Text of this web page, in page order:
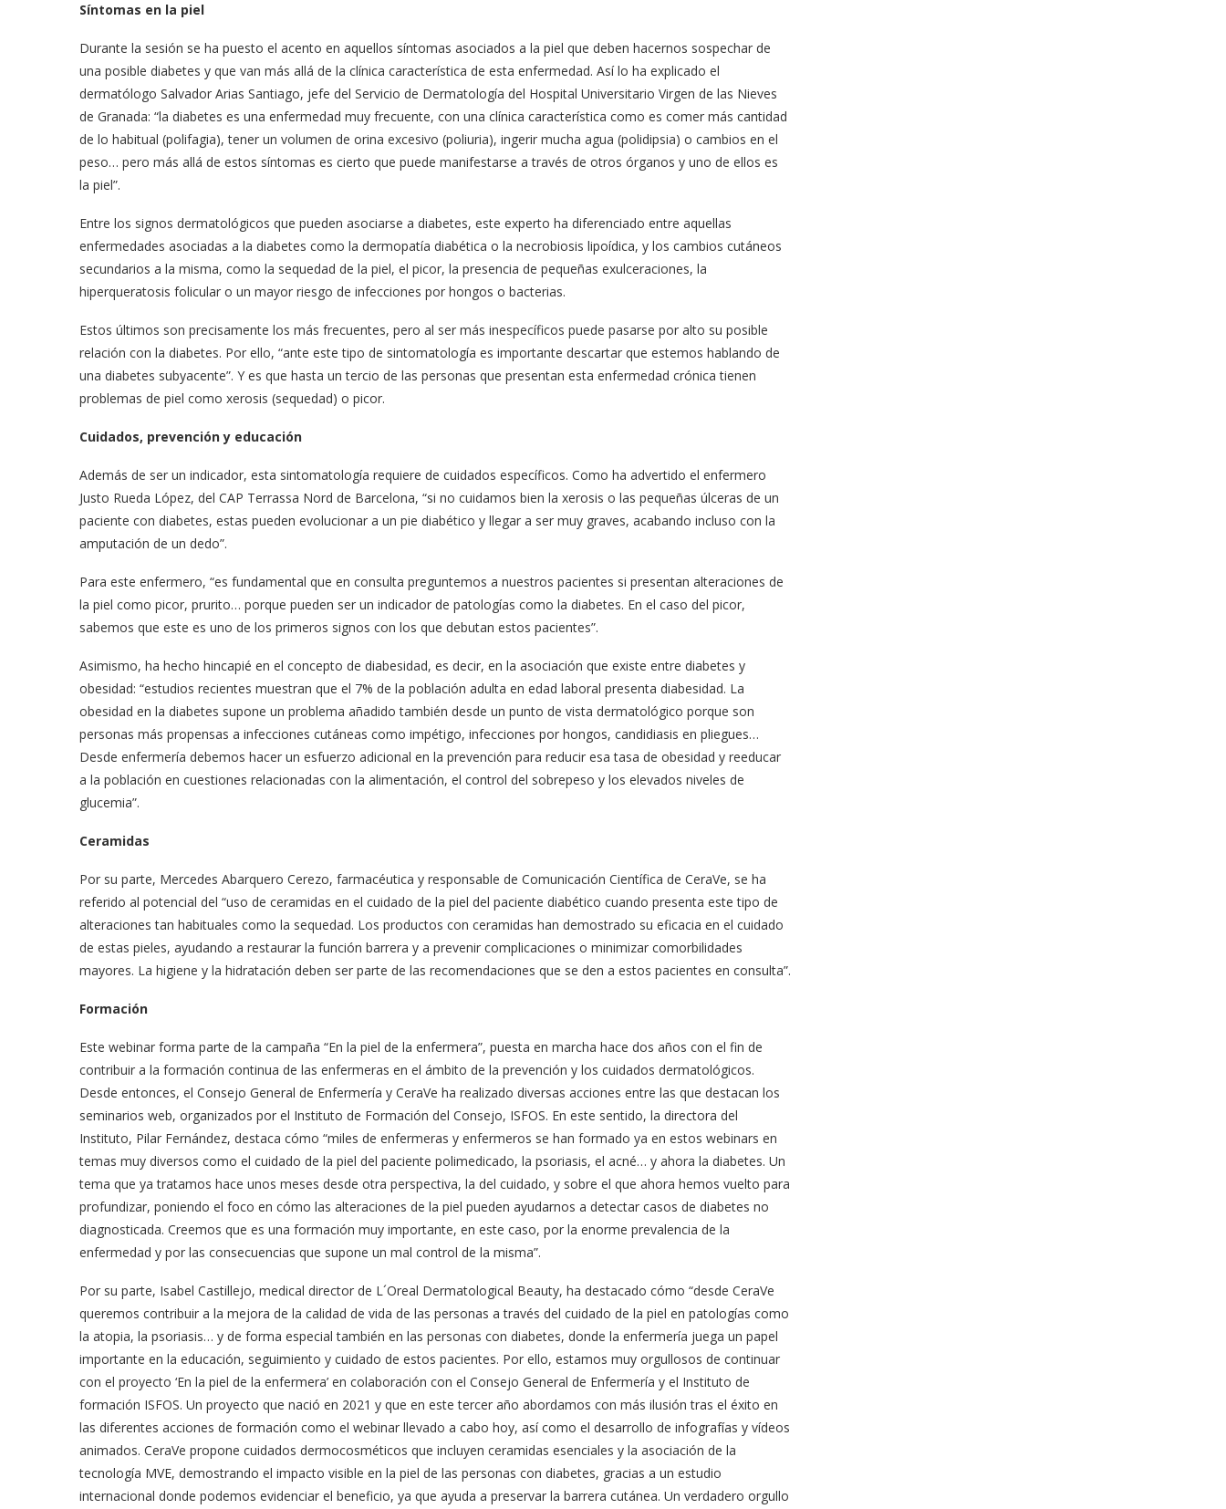
Síntomas en la piel
Durante la sesión se ha puesto el acento en aquellos síntomas asociados a la piel que deben hacernos sospechar de
una posible diabetes y que van más allá de la clínica característica de esta enfermedad. Así lo ha explicado el
dermatólogo Salvador Arias Santiago, jefe del Servicio de Dermatología del Hospital Universitario Virgen de las Nieves
de Granada: “la diabetes es una enfermedad muy frecuente, con una clínica característica como es comer más cantidad
de lo habitual (polifagia), tener un volumen de orina excesivo (poliuria), ingerir mucha agua (polidipsia) o cambios en el
peso… pero más allá de estos síntomas es cierto que puede manifestarse a través de otros órganos y uno de ellos es
la piel”.
Entre los signos dermatológicos que pueden asociarse a diabetes, este experto ha diferenciado entre aquellas
enfermedades asociadas a la diabetes como la dermopatía diabética o la necrobiosis lipoídica, y los cambios cutáneos
secundarios a la misma, como la sequedad de la piel, el picor, la presencia de pequeñas exulceraciones, la
hiperqueratosis folicular o un mayor riesgo de infecciones por hongos o bacterias.
Estos últimos son precisamente los más frecuentes, pero al ser más inespecíficos puede pasarse por alto su posible
relación con la diabetes. Por ello, “ante este tipo de sintomatología es importante descartar que estemos hablando de
una diabetes subyacente”. Y es que hasta un tercio de las personas que presentan esta enfermedad crónica tienen
problemas de piel como xerosis (sequedad) o picor.
Cuidados, prevención y educación
Además de ser un indicador, esta sintomatología requiere de cuidados específicos. Como ha advertido el enfermero
Justo Rueda López, del CAP Terrassa Nord de Barcelona, “si no cuidamos bien la xerosis o las pequeñas úlceras de un
paciente con diabetes, estas pueden evolucionar a un pie diabético y llegar a ser muy graves, acabando incluso con la
amputación de un dedo”.
Para este enfermero, “es fundamental que en consulta preguntemos a nuestros pacientes si presentan alteraciones de
la piel como picor, prurito… porque pueden ser un indicador de patologías como la diabetes. En el caso del picor,
sabemos que este es uno de los primeros signos con los que debutan estos pacientes”.
Asimismo, ha hecho hincapié en el concepto de diabesidad, es decir, en la asociación que existe entre diabetes y
obesidad: “estudios recientes muestran que el 7% de la población adulta en edad laboral presenta diabesidad. La
obesidad en la diabetes supone un problema añadido también desde un punto de vista dermatológico porque son
personas más propensas a infecciones cutáneas como impétigo, infecciones por hongos, candidiasis en pliegues…
Desde enfermería debemos hacer un esfuerzo adicional en la prevención para reducir esa tasa de obesidad y reeducar
a la población en cuestiones relacionadas con la alimentación, el control del sobrepeso y los elevados niveles de
glucemia”.
Ceramidas
Por su parte, Mercedes Abarquero Cerezo, farmacéutica y responsable de Comunicación Científica de CeraVe, se ha
referido al potencial del “uso de ceramidas en el cuidado de la piel del paciente diabético cuando presenta este tipo de
alteraciones tan habituales como la sequedad. Los productos con ceramidas han demostrado su eficacia en el cuidado
de estas pieles, ayudando a restaurar la función barrera y a prevenir complicaciones o minimizar comorbilidades
mayores. La higiene y la hidratación deben ser parte de las recomendaciones que se den a estos pacientes en consulta”.
Formación
Este webinar forma parte de la campaña “En la piel de la enfermera”, puesta en marcha hace dos años con el fin de
contribuir a la formación continua de las enfermeras en el ámbito de la prevención y los cuidados dermatológicos.
Desde entonces, el Consejo General de Enfermería y CeraVe ha realizado diversas acciones entre las que destacan los
seminarios web, organizados por el Instituto de Formación del Consejo, ISFOS. En este sentido, la directora del
Instituto, Pilar Fernández, destaca cómo “miles de enfermeras y enfermeros se han formado ya en estos webinars en
temas muy diversos como el cuidado de la piel del paciente polimedicado, la psoriasis, el acné… y ahora la diabetes. Un
tema que ya tratamos hace unos meses desde otra perspectiva, la del cuidado, y sobre el que ahora hemos vuelto para
profundizar, poniendo el foco en cómo las alteraciones de la piel pueden ayudarnos a detectar casos de diabetes no
diagnosticada. Creemos que es una formación muy importante, en este caso, por la enorme prevalencia de la
enfermedad y por las consecuencias que supone un mal control de la misma”.
Por su parte, Isabel Castillejo, medical director de L´Oreal Dermatological Beauty, ha destacado cómo “desde CeraVe
queremos contribuir a la mejora de la calidad de vida de las personas a través del cuidado de la piel en patologías como
la atopia, la psoriasis… y de forma especial también en las personas con diabetes, donde la enfermería juega un papel
importante en la educación, seguimiento y cuidado de estos pacientes. Por ello, estamos muy orgullosos de continuar
con el proyecto ‘En la piel de la enfermera’ en colaboración con el Consejo General de Enfermería y el Instituto de
formación ISFOS. Un proyecto que nació en 2021 y que en este tercer año abordamos con más ilusión tras el éxito en
las diferentes acciones de formación como el webinar llevado a cabo hoy, así como el desarrollo de infografías y vídeos
animados. CeraVe propone cuidados dermocosméticos que incluyen ceramidas esenciales y la asociación de la
tecnología MVE, demostrando el impacto visible en la piel de las personas con diabetes, gracias a un estudio
internacional donde podemos evidenciar el beneficio, ya que ayuda a preservar la barrera cutánea. Un verdadero orgullo